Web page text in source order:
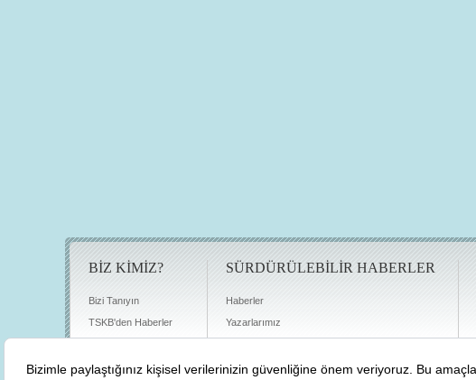
BİZ KİMİZ?
Bizi Tanıyın
TSKB'den Haberler
Basın Odası
SÜRDÜRÜLEBİLİR HABERLER
Haberler
Yazarlarımız
Sürdürülebilirlik Kütüphanesi